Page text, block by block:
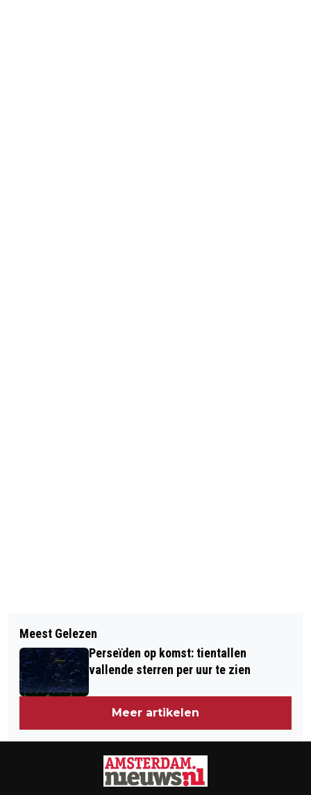
5 NOVEMBER: CONGRES OVER
LANDSCHAP EN NATUUR IN
NOORDZEEKANAALGEBIED
Meest Gelezen
Perseïden op komst: tientallen
vallende sterren per uur te zien
Meer artikelen